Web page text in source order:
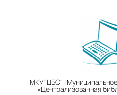
МКУ "ЦБС" |
«Централизованная